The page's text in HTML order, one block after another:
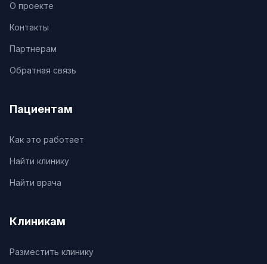
О проекте
Контакты
Партнерам
Обратная связь
Пациентам
Как это работает
Найти клинику
Найти врача
Клиникам
Разместить клинику